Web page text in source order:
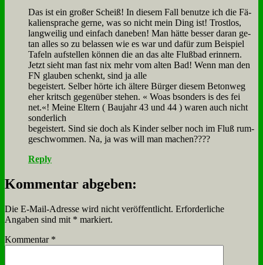
Das ist ein gro­ßer Scheiß! In die­sem Fall be­nut­ze ich die Fä­
ka­li­en­spra­che ger­ne, was so nicht mein Ding ist! Trost­los,
lang­wei­lig und ein­fach da­ne­ben! Man hät­te bes­ser dar­an ge­
tan al­les so zu be­las­sen wie es war und da­für zum Bei­spiel
Ta­feln auf­stel­len kön­nen die an das al­te Fluß­bad er­in­nern.
Jetzt sieht man fast nix mehr vom al­ten Bad! Wenn man den
FN glau­ben schenkt, sind ja al­le
be­gei­stert. Sel­ber hör­te ich äl­te­re Bür­ger die­sem Be­ton­weg
eher krit­sch ge­gen­über ste­hen. « Wo­as bson­ders is des fei
net.«! Mei­ne El­tern ( Bau­jahr 43 und 44 ) wa­ren auch nicht
son­der­lich
be­gei­stert. Sind sie doch als Kin­der sel­ber noch im Fluß rum­
ge­schwom­men. Na, ja was will man ma­chen????
Reply
Kommentar abgeben:
Die E-Mail-Adresse wird nicht veröffentlicht. Erforderliche
Angaben sind mit * markiert.
Kommentar *